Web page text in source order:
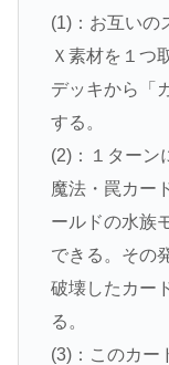
(1)：お互いの
Ｘ素材を１つ
デッキから「
する。
(2)：１ターン
魔法・罠カー
ールドの水族
できる。その
破壊したカー
る。
(3)：このカー